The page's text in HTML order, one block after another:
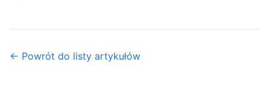
← Powrót do listy artykułów